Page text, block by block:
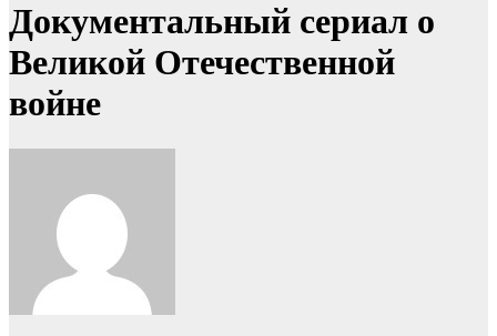
Документальный сериал о
Великой Отечественной
войне